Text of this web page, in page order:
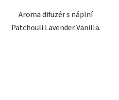
Aroma difuzér s náplní
Patchouli Lavender Vanilla.